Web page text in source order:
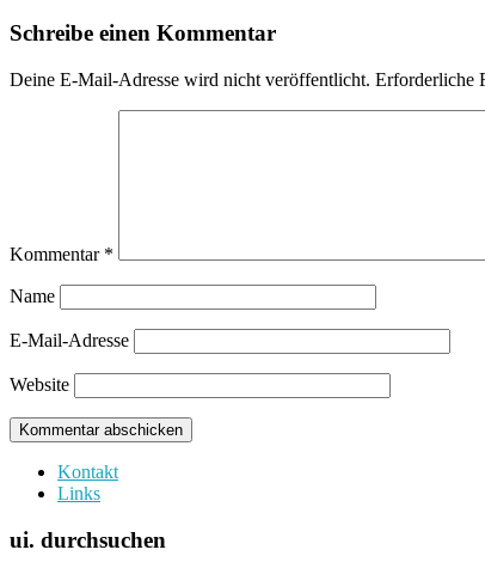
Schreibe einen Kommentar
Deine E-Mail-Adresse wird nicht veröffentlicht. Erforderliche
Kommentar *
Name
E-Mail-Adresse
Website
Kontakt
Links
ui. durchsuchen